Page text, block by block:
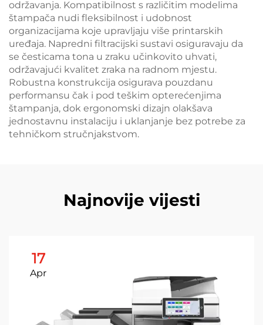
održavanja. Kompatibilnost s različitim modelima
štampača nudi fleksibilnost i udobnost
organizacijama koje upravljaju više printarskih
uređaja. Napredni filtracijski sustavi osiguravaju da
se česticama tona u zraku učinkovito uhvati,
održavajući kvalitet zraka na radnom mjestu.
Robustna konstrukcija osigurava pouzdanu
performansu čak i pod teškim opterećenjima
štampanja, dok ergonomski dizajn olakšava
jednostavnu instalaciju i uklanjanje bez potrebe za
tehničkom stručnjakstvom.
Najnovije vijesti
17
Apr